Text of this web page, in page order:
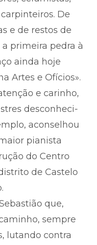
De
e de restos de
primeira pedra à
ainda hoje
Artes e Ofícios».
e carinho,
desconheci-
aconselhou
pianista
do Centro
de Castelo
que,
sempre
lutando contra